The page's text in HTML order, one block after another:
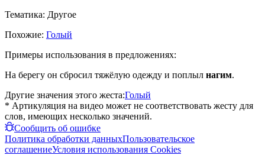
Тематика: Другое
Похожие: Голый
Примеры использования в предложениях:
На берегу он сбросил тяжёлую одежду и поплыл нагим.
Другие значения этого жеста:Голый
* Артикуляция на видео может не соответствовать жесту для
слов, имеющих несколько значений.
Сообщить об ошибке
Политика обработки данныхПользовательское
соглашениеУсловия использования Cookies